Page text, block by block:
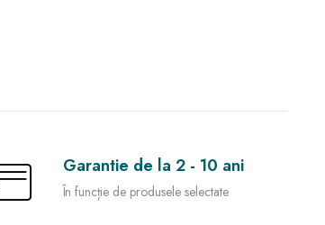
Garantie de la 2 - 10 ani
În funcție de produsele selectate